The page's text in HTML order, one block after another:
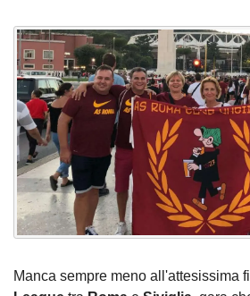
Manca sempre meno all'attesissima